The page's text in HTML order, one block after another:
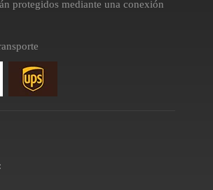
protegidos mediante una conexión